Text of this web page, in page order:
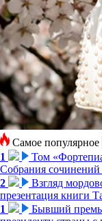
Самое популярное
1
Том
Собрания
2
Взгляд
презентация книги
1
Бывший